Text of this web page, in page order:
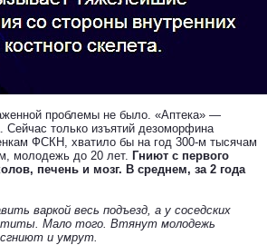
проблемы не было. «Аптека» —
Сейчас только изъятий дезоморфина
ФСКН, хватило бы на год 300-м тысячам
молодежь до 20 лет. Гниют с первого
печень и мозг. В среднем, за 2 года
варкой весь подъезд, а у соседских
Мало того. Втянут молодежь
и умрут.